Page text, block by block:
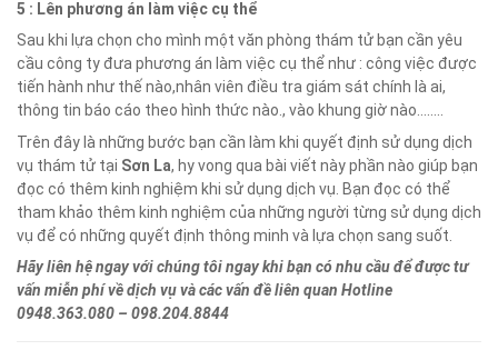
5 : Lên phương án làm việc cụ thể
Sau khi lựa chọn cho mình một văn phòng thám tử bạn cần yêu
cầu công ty đưa phương án làm việc cụ thể như : công việc được
tiến hành như thế nào,nhân viên điều tra giám sát chính là ai,
thông tin báo cáo theo hình thức nào., vào khung giờ nào……..
Trên đây là những bước bạn cần làm khi quyết định sử dụng dịch
vụ thám tử tại Sơn La, hy vong qua bài viết này phần nào giúp bạn
đọc có thêm kinh nghiệm khi sử dụng dịch vụ. Bạn đọc có thể
tham khảo thêm kinh nghiệm của những người từng sử dụng dịch
vụ để có những quyết định thông minh và lựa chọn sang suốt.
Hãy liên hệ ngay với chúng tôi ngay khi bạn có nhu cầu để được tư
vấn miễn phí về dịch vụ và các vấn đề liên quan Hotline
0948.363.080 – 098.204.8844